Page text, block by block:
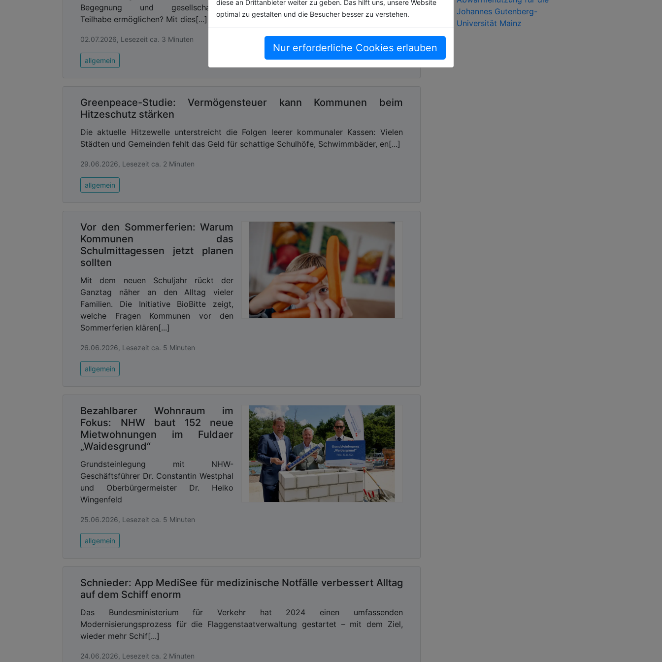
diese an Drittanbieter weiter zu geben. Das hilft uns, unsere Website
optimal zu gestalten und die Besucher besser zu verstehen.
Nur erforderliche Cookies erlauben
Begegnung und gesellschaftliche
Teilhabe ermöglichen? Mit dies[...]
02.07.2026, Lesezeit ca. 3 Minuten
allgemein
Greenpeace-Studie: Vermögensteuer kann Kommunen beim
Hitzeschutz stärken
Die aktuelle Hitzewelle unterstreicht die Folgen leerer kommunaler Kassen: Vielen
Städten und Gemeinden fehlt das Geld für schattige Schulhöfe, Schwimmbäder, en[...]
29.06.2026, Lesezeit ca. 2 Minuten
allgemein
Vor den Sommerferien: Warum
Kommunen das
Schulmittagessen jetzt planen
sollten
Mit dem neuen Schuljahr rückt der
Ganztag näher an den Alltag vieler
Familien. Die Initiative BioBitte zeigt,
welche Fragen Kommunen vor den
Sommerferien klären[...]
26.06.2026, Lesezeit ca. 5 Minuten
allgemein
Bezahlbarer Wohnraum im
Fokus: NHW baut 152 neue
Mietwohnungen im Fuldaer
„Waidesgrund“
Grundsteinlegung mit NHW-
Geschäftsführer Dr. Constantin Westphal
und Oberbürgermeister Dr. Heiko
Wingenfeld
25.06.2026, Lesezeit ca. 5 Minuten
allgemein
Schnieder: App MediSee für medizinische Notfälle verbessert Alltag
auf dem Schiff enorm
Das Bundesministerium für Verkehr hat 2024 einen umfassenden
Modernisierungsprozess für die Flaggenstaatverwaltung gestartet – mit dem Ziel,
wieder mehr Schif[...]
24.06.2026, Lesezeit ca. 2 Minuten
Johannes Gutenberg-
Universität Mainz